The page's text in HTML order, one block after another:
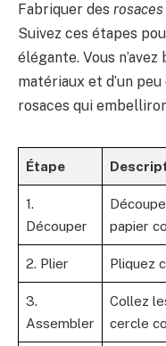
Fabriquer des
Suivez ces étapes
élégante. Vous
matériaux et d’un
rosaces qui
Étape
1.
Découper
papier
2. Plier Pliquez
3.
Assembler
Collez
cercle